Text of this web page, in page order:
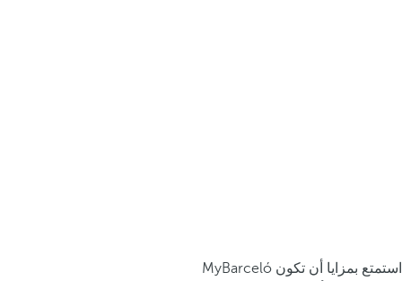
استمتع بمزايا أن تكون MyBarceló